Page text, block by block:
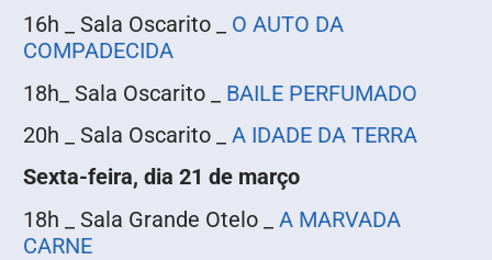
16h _ Sala Oscarito _ O AUTO DA
COMPADECIDA
18h_ Sala Oscarito _ BAILE PERFUMADO
20h _ Sala Oscarito _ A IDADE DA TERRA
Sexta-feira, dia 21 de março
18h _ Sala Grande Otelo _ A MARVADA
CARNE